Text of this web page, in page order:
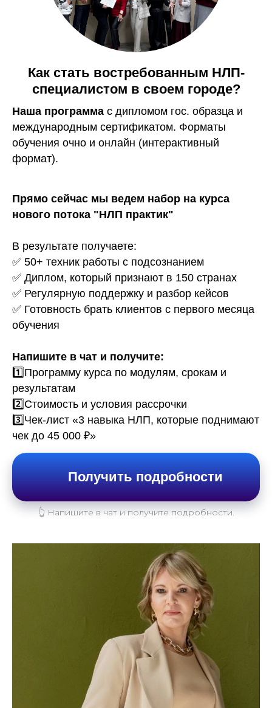
Как стать востребованным НЛП-
специалистом в своем городе?
Наша программа с дипломом гос. образца и
международным сертификатом. Форматы
обучения очно и онлайн (интерактивный
формат).
Прямо сейчас мы ведем набор на курса
нового потока "НЛП практик"
В результате получаете:
✅ 50+ техник работы с подсознанием
✅ Диплом, который признают в 150 странах
✅ Регулярную поддержку и разбор кейсов
✅ Готовность брать клиентов с первого месяца
обучения
Напишите в чат и получите:
1️⃣Программу курса по модулям, срокам и
результатам
2️⃣Стоимость и условия рассрочки
3️⃣Чек-лист «3 навыка НЛП, которые поднимают
чек до 45 000 ₽»
Получить подробности
👆 Напишите в чат и получите подробности.